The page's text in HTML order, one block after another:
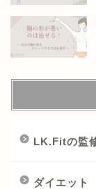
LK.Fitの監
ダイエット